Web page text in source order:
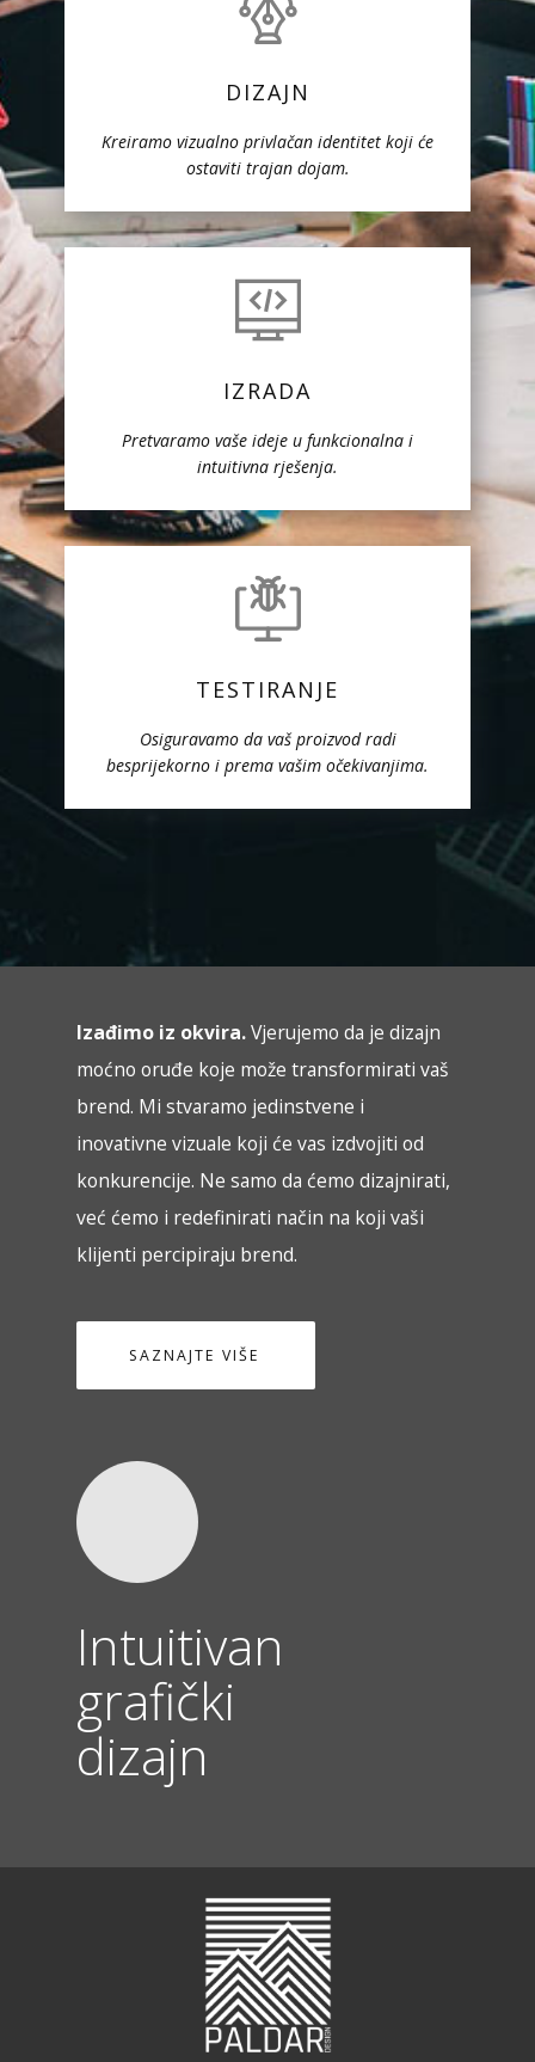
DIZAJN
Kreiramo vizualno privlačan identitet koji će
ostaviti trajan dojam.
IZRADA
Pretvaramo vaše ideje u funkcionalna i
intuitivna rješenja.
TESTIRANJE
Osiguravamo da vaš proizvod radi
besprijekorno i prema vašim očekivanjima.
Izađimo iz okvira.Vjerujemo da je dizajn
moćno oruđe koje može transformirati vaš
brend. Mi stvaramo jedinstvene i
inovativne vizuale koji će vas izdvojiti od
konkurencije. Ne samo da ćemo dizajnirati,
već ćemo i redefinirati način na koji vaši
klijenti percipiraju brend.
SAZNAJTE VIŠE
Intuitivan
grafički
dizajn